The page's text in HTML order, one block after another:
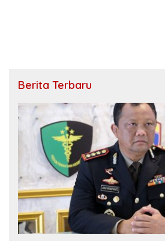
Berita Terbaru